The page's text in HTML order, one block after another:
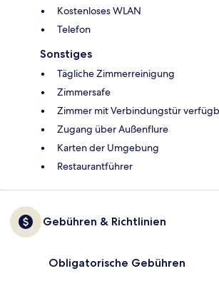
Kostenloses WLAN
Telefon
Sonstiges
Tägliche Zimmerreinigung
Zimmersafe
Zimmer mit Verbindungstür
Zugang über Außenflure
Karten der Umgebung
Restaurantführer
Gebühren & Richtlinien
Obligatorische Gebühren